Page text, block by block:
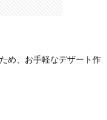
め、お手軽なデザート作